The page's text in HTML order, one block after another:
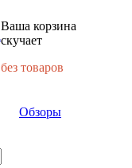
Ваша корзина
скучает
без товаров
Обзоры